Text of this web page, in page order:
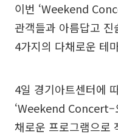
이번 ‘Weekend
관객들과 아름답고
4가지의 다채로운 테
4일 경기아트센터에
‘Weekend Concert–
채로운 프로그램으로